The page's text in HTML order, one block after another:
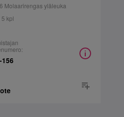
Molaarirengas yläleuka
kpl
156